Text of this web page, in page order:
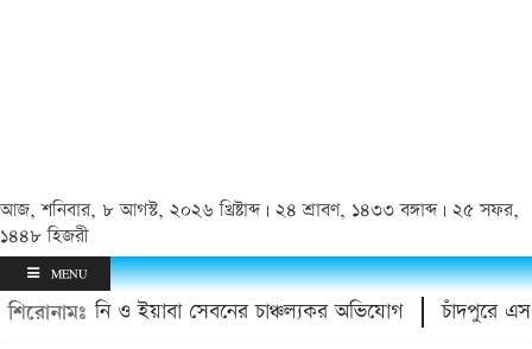
আজ, শনিবার, ৮ আগস্ট, ২০২৬ খ্রিষ্টাব্দ | ২৪ শ্রাবণ, ১৪৩৩ বঙ্গাব্দ | ২৫ সফর,
১৪৪৮ হিজরী
MENU
শিরোনামঃহয়রানি ও ইয়াবা সেবনের চাঞ্চল্যকর অভিযোগ চাঁদপুরে